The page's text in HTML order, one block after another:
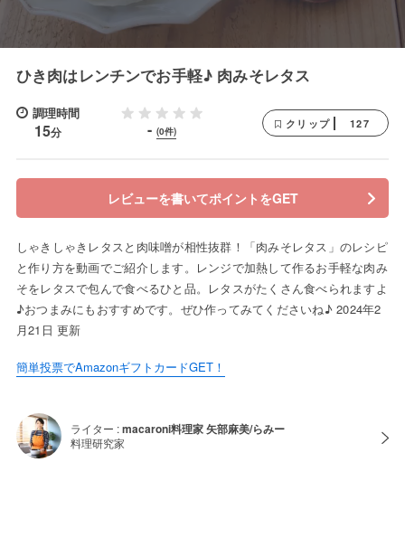
ひき肉はレンチンでお手軽♪ 肉みそレタス
調理時間
15分 - (0件)
クリップ 127
レビューを書いてポイントをGET
しゃきしゃきレタスと肉味噌が相性抜群！「肉みそレタス」のレシピ
と作り方を動画でご紹介します。レンジで加熱して作るお手軽な肉み
そをレタスで包んで食べるひと品。レタスがたくさん食べられますよ
♪おつまみにもおすすめです。ぜひ作ってみてくださいね♪ 2024年2
月21日 更新
簡単投票でAmazonギフトカードGET！
ライター :macaroni料理家 矢部麻美/らみー
料理研究家